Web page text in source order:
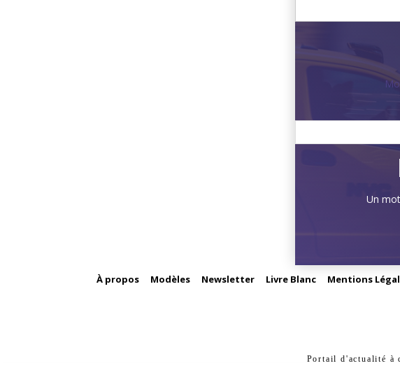
Un
À propos Modèles Newsletter Livre Blanc Mentions
Portail d'actualité à